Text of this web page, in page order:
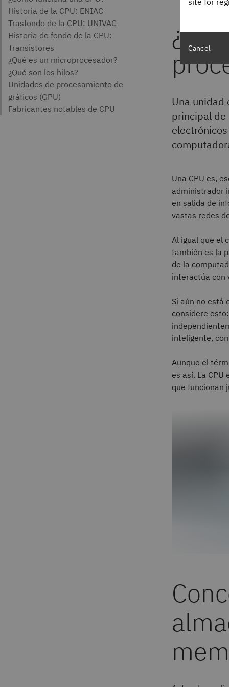
Una unidad
principal de
Una CPU es,
administrador
en salida de
vastas redes
Al igual que el
también es la
de la
interactúa con
Si aún no está
considere
inteligente,
Aunque el
es así. La
que funcionan
Cancel